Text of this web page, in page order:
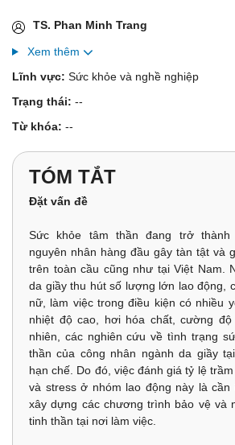
TS. Phan Minh Trang
Xem thêm
Lĩnh vực: Sức khỏe và nghề nghiệp
Trạng thái: --
Từ khóa: --
TÓM TẮT
Đặt vấn đề
Sức khỏe tâm thần đang trở thành
nguyên nhân hàng đầu gây tàn tật và
trên toàn cầu cũng như tại Việt Nam.
da giầy thu hút số lượng lớn lao động,
nữ, làm việc trong điều kiện có nhiều
nhiệt độ cao, hơi hóa chất, cường
nhiên, các nghiên cứu về tình trạng
thần của công nhân ngành da giầy
hạn chế. Do đó, việc đánh giá tỷ lệ
và stress ở nhóm lao động này là
xây dựng các chương trình bảo vệ và
tinh thần tại nơi làm việc.